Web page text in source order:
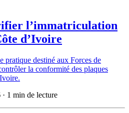
l’immatriculation
d’Ivoire
destiné aux Forces de
la conformité des plaques
· 1 min de lecture